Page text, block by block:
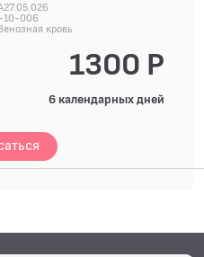
10-006
кровь
1300 Р
6 календарных дней